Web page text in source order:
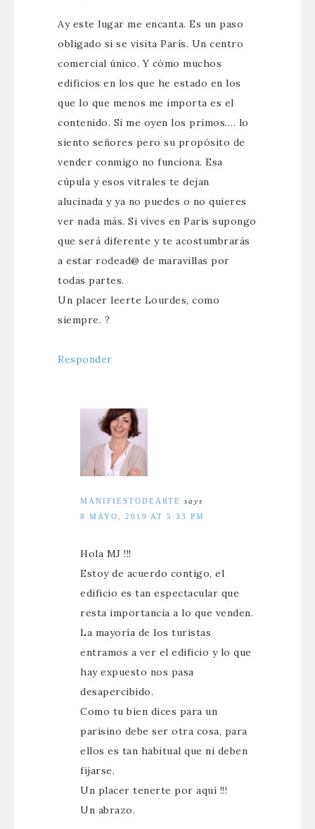
Ay este lugar me encanta. Es un paso
obligado si se visita París. Un centro
comercial único. Y cómo muchos
edificios en los que he estado en los
que lo que menos me importa es el
contenido. Si me oyen los primos…. lo
siento señores pero su propósito de
vender conmigo no funciona. Esa
cúpula y esos vitrales te dejan
alucinada y ya no puedes o no quieres
ver nada más. Si vives en París supongo
que será diferente y te acostumbrarás
a estar rodead@ de maravillas por
todas partes.
Un placer leerte Lourdes, como
siempre. ?
Responder
MANIFIESTODEARTE
says
8 MAYO, 2019 AT 5:33 PM
Hola MJ !!!
Estoy de acuerdo contigo, el
edificio es tan espectacular que
resta importancia a lo que venden.
La mayoría de los turistas
entramos a ver el edificio y lo que
hay expuesto nos pasa
desapercibido.
Como tu bien dices para un
parisino debe ser otra cosa, para
ellos es tan habitual que ni deben
fijarse.
Un placer tenerte por aquí !!!
Un abrazo.